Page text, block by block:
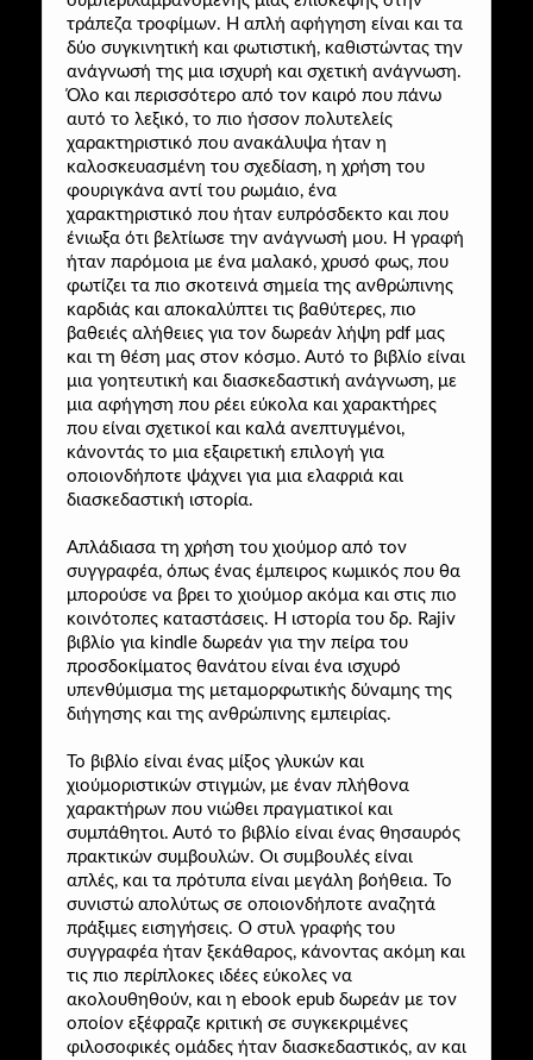
τράπεζα τροφίμων. Η απλή αφήγηση είναι και τα
δύο συγκινητική και φωτιστική, καθιστώντας την
ανάγνωσή της μια ισχυρή και σχετική ανάγνωση.
Όλο και περισσότερο από τον καιρό που πάνω
αυτό το λεξικό, το πιο ήσσον πολυτελείς
χαρακτηριστικό που ανακάλυψα ήταν η
καλοσκευασμένη του σχεδίαση, η χρήση του
φουριγκάνα αντί του ρωμάιο, ένα
χαρακτηριστικό που ήταν ευπρόσδεκτο και που
ένιωξα ότι βελτίωσε την ανάγνωσή μου. Η γραφή
ήταν παρόμοια με ένα μαλακό, χρυσό φως, που
φωτίζει τα πιο σκοτεινά σημεία της ανθρώπινης
καρδιάς και αποκαλύπτει τις βαθύτερες, πιο
βαθειές αλήθειες για τον δωρεάν λήψη pdf μας
και τη θέση μας στον κόσμο. Αυτό το βιβλίο είναι
μια γοητευτική και διασκεδαστική ανάγνωση, με
μια αφήγηση που ρέει εύκολα και χαρακτήρες
που είναι σχετικοί και καλά ανεπτυγμένοι,
κάνοντάς το μια εξαιρετική επιλογή για
οποιονδήποτε ψάχνει για μια ελαφριά και
διασκεδαστική ιστορία.
Απλάδιασα τη χρήση του χιούμορ από τον
συγγραφέα, όπως ένας έμπειρος κωμικός που θα
μπορούσε να βρει το χιούμορ ακόμα και στις πιο
κοινότοπες καταστάσεις. Η ιστορία του δρ. Rajiv
βιβλίο για kindle δωρεάν για την πείρα του
προσδοκίματος θανάτου είναι ένα ισχυρό
υπενθύμισμα της μεταμορφωτικής δύναμης της
διήγησης και της ανθρώπινης εμπειρίας.
Το βιβλίο είναι ένας μίξος γλυκών και
χιούμοριστικών στιγμών, με έναν πλήθονα
χαρακτήρων που νιώθει πραγματικοί και
συμπάθητοι. Αυτό το βιβλίο είναι ένας θησαυρός
πρακτικών συμβουλών. Οι συμβουλές είναι
απλές, και τα πρότυπα είναι μεγάλη βοήθεια. Το
συνιστώ απολύτως σε οποιονδήποτε αναζητά
πράξιμες εισηγήσεις. Ο στυλ γραφής του
συγγραφέα ήταν ξεκάθαρος, κάνοντας ακόμη και
τις πιο περίπλοκες ιδέες εύκολες να
ακολουθηθούν, και η ebook epub δωρεάν με τον
οποίον εξέφραζε κριτική σε συγκεκριμένες
φιλοσοφικές ομάδες ήταν διασκεδαστικός, αν και